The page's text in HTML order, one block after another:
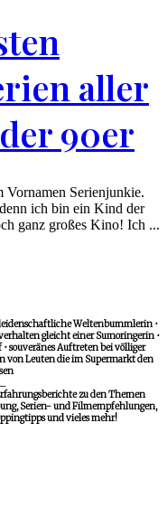
aller
90er
Vornamen Serienjunkie.
ich bin ein Kind der
ganz großes Kino! Ich ...
leidenschaftliche Weltenbummlerin •
gleicht einer Sumoringerin •
souveränes Auftreten bei völliger
von Leuten die im Supermarkt den
zu den Themen
Serien- und Filmempfehlungen,
und vieles mehr!